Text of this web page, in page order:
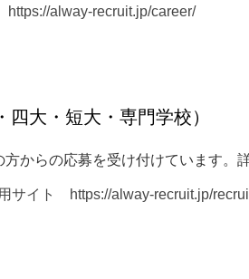
https://alway-recruit.jp/career/
大・短大・専門学校）
からの応募を受け付けています。
サイト https://alway-recruit.jp/